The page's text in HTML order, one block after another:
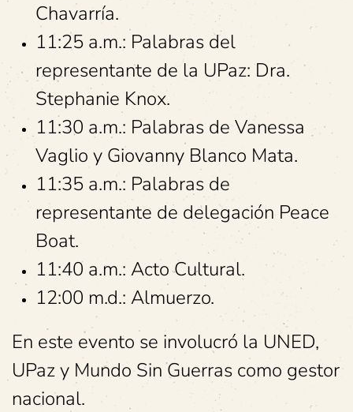
Chavarría.
11:25 a.m.: Palabras del
representante de la UPaz: Dra.
Stephanie Knox.
11:30 a.m.: Palabras de Vanessa
Vaglio y Giovanny Blanco Mata.
11:35 a.m.: Palabras de
representante de delegación Peace
Boat.
11:40 a.m.: Acto Cultural.
12:00 m.d.: Almuerzo.
En este evento se involucró la UNED,
UPaz y Mundo Sin Guerras como gestor
nacional.